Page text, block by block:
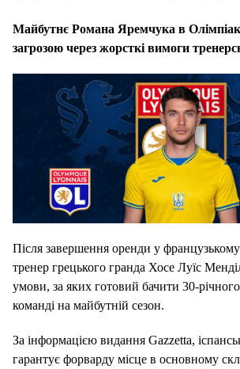
Майбутнє Романа Яремчука в
загрозою через жорсткі вимоги
Після завершення оренди у
тренер грецького гранда Хосе Луїс
умови, за яких готовий бачити 30-
команді на майбутній сезон.
За інформацією видання Gazzetta,
гарантує форварду місце в основному